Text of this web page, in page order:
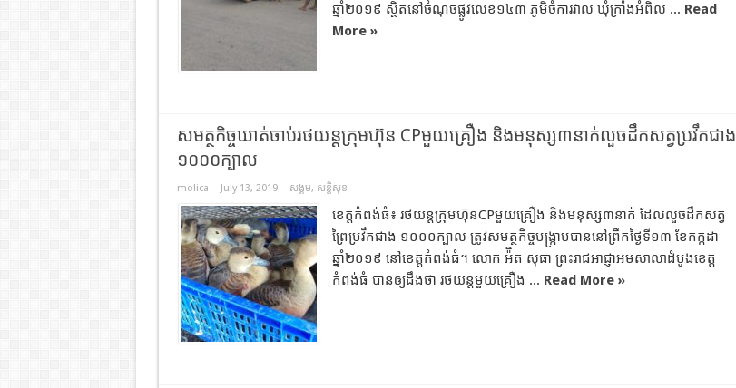
ឆ្នាំ២០១៩ ស្ថិតនៅចំណុចផ្លូ​វ​លេខ១៤៣ ភូមិចំការវាល ឃុំក្រាំងអំពិល ... Read
More »
សមត្ថកិច្ចឃាត់ចាប់រថយន្ដក្រុមហ៊ុន CPមួយគ្រឿង និងមនុស្ស៣នាក់លួចដឹកសត្វប្រវឹកជាង
១០០០ក្បាល
molica July 13, 2019 សង្គម, សន្តិសុខ
ខេត្តកំពង់ធំ៖ រថយន្ដក្រុមហ៊ុនCPមួយគ្រឿង និងមនុស្ស៣នាក់ ដែលលួចដឹកសត្វ
ព្រៃប្រវឹកជាង ១០០០ក្បាល ត្រូវសមត្ថកិច្ចបង្ក្រាបបាននៅព្រឹកថ្ងៃទី១៣ ខែកក្កដា
ឆ្នាំ២០១៩ នៅខេត្តកំពង់ធំ។ លោក អ៉ិត សុធា ព្រះរាជអាជ្ញាអមសាលាដំបូងខេត្ត
កំពង់ធំ បានឲ្យដឹងថា រថយន្ដមួយគ្រឿង ... Read More »